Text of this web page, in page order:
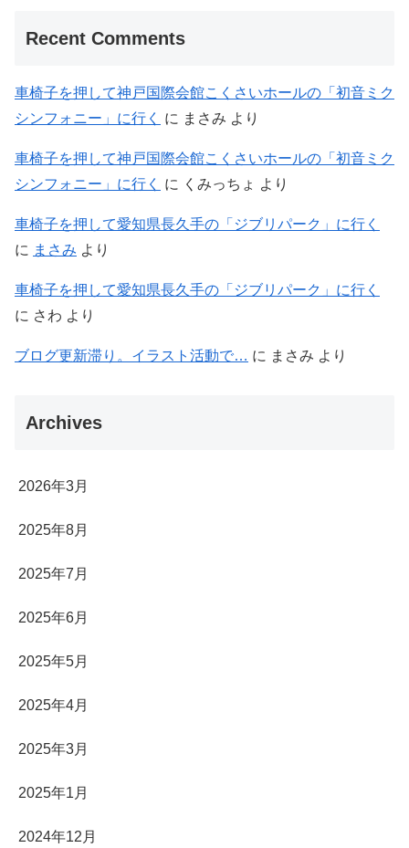
Recent Comments
車椅子を押して神戸国際会館こくさいホールの「初音ミク
シンフォニー」に行く
に まさみ より
車椅子を押して神戸国際会館こくさいホールの「初音ミク
シンフォニー」に行く
に くみっちょ より
車椅子を押して愛知県長久手の「ジブリパーク」に行く
に まさみ より
車椅子を押して愛知県長久手の「ジブリパーク」に行く
に さわ より
ブログ更新滞り。イラスト活動で… に まさみ より
Archives
2026年3月
2025年8月
2025年7月
2025年6月
2025年5月
2025年4月
2025年3月
2025年1月
2024年12月